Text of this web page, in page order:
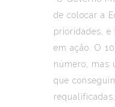
de colocar a
prioridades,
em ação. O
número, mas
que